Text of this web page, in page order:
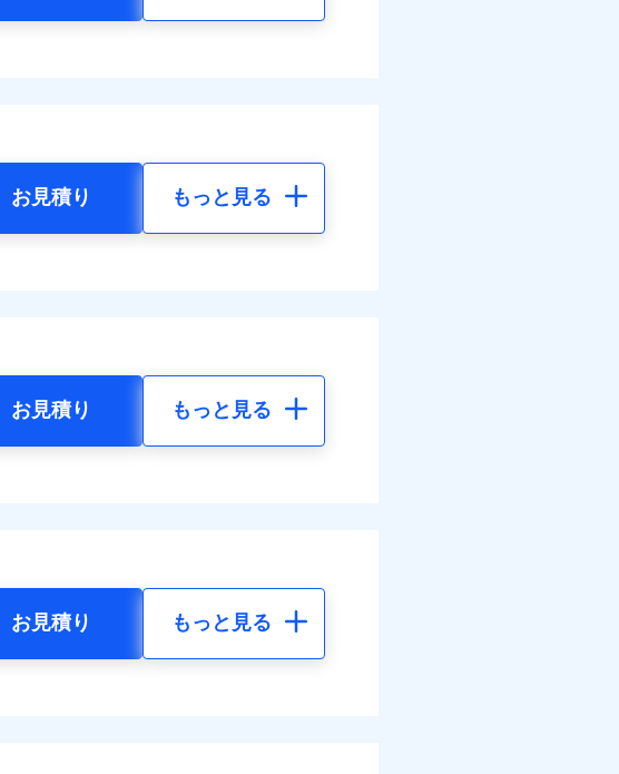
お見積り もっと見る
お見積り もっと見る
お見積り もっと見る